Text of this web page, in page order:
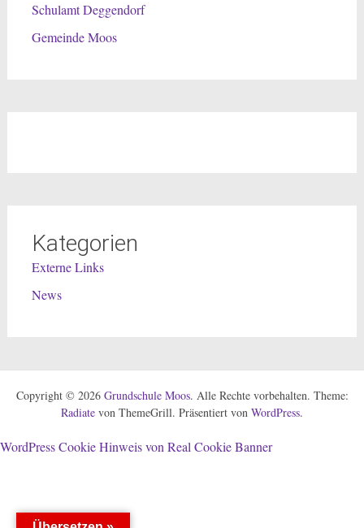
Schulamt Deggendorf
Gemeinde Moos
Kategorien
Externe Links
News
Copyright © 2026 Grundschule Moos. Alle Rechte vorbehalten. Theme:
Radiate von ThemeGrill. Präsentiert von WordPress.
WordPress Cookie Hinweis von Real Cookie Banner